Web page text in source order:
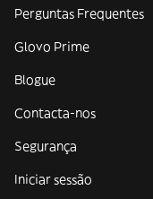
Perguntas Frequentes
Glovo Prime
Blogue
Contacta-nos
Segurança
Iniciar sessão